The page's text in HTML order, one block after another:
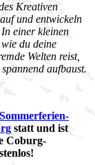
Kreativen
und entwickeln
einer kleinen
du deine
Welten reist,
aufbaust.
Sommerferien-
statt und ist
Coburg-